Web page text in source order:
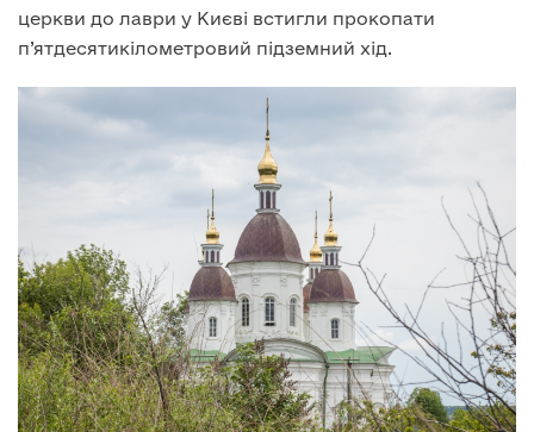
церкви до лаври у Києві встигли прокопати
п’ятдесятикілометровий підземний хід.